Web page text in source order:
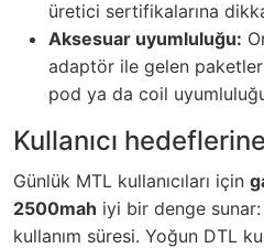
üretici sertifikalarına
Aksesuar uyumluluğu:
adaptör ile gelen
pod ya da coil
Kullanıcı
Günlük MTL kullanıcıları için
2500mah iyi bir denge
kullanım süresi. Yoğun DTL